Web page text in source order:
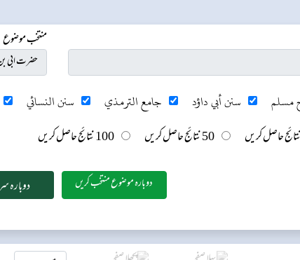
منتخب موضوع
مسلم سنن أبي داؤد جامع الترمذي سنن النسائي
50 نتائج حاصل کریں 100 نتائج حاصل کریں
دوبارہ موضوع منتخب کریں